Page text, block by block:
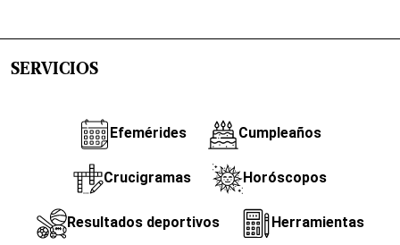
SERVICIOS
Efemérides Cumpleaños
Crucigramas Horóscopos
Resultados deportivos Herramientas